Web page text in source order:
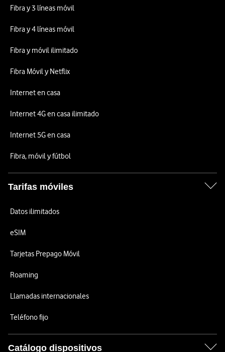
Fibra y 3 líneas móvil
Fibra y 4 líneas móvil
Fibra y móvil ilimitado
Fibra Móvil y Netflix
Internet en casa
Internet 4G en casa ilimitado
Internet 5G en casa
Fibra, móvil y fútbol
Tarifas móviles
Datos ilimitados
eSIM
Tarjetas Prepago Móvil
Roaming
Llamadas internacionales
Teléfono fijo
Catálogo dispositivos